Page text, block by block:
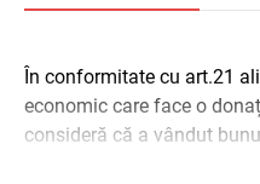
În conformitate cu art.21
economic care face o
consideră că a vândut